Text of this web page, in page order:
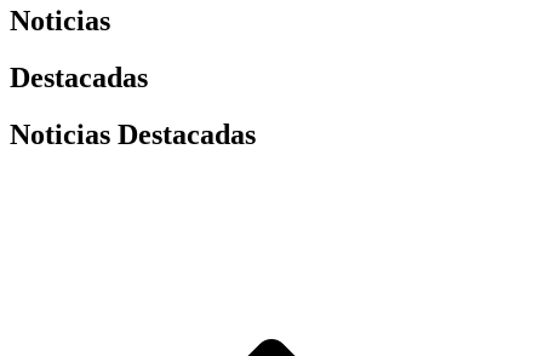
Noticias
Destacadas
Noticias Destacadas